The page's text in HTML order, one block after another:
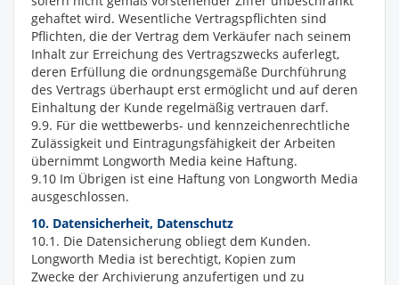
gehaftet wird. Wesentliche Vertragspflichten sind
Pflichten, die der Vertrag dem Verkäufer nach seinem
Inhalt zur Erreichung des Vertragszwecks auferlegt,
deren Erfüllung die ordnungsgemäße Durchführung
des Vertrags überhaupt erst ermöglicht und auf deren
Einhaltung der Kunde regelmäßig vertrauen darf.
9.9. Für die wettbewerbs- und kennzeichenrechtliche
Zulässigkeit und Eintragungsfähigkeit der Arbeiten
übernimmt Longworth Media keine Haftung.
9.10 Im Übrigen ist eine Haftung von Longworth Media
ausgeschlossen.
10. Datensicherheit, Datenschutz
10.1. Die Datensicherung obliegt dem Kunden.
Longworth Media ist berechtigt, Kopien zum
Zwecke der Archivierung anzufertigen und zu